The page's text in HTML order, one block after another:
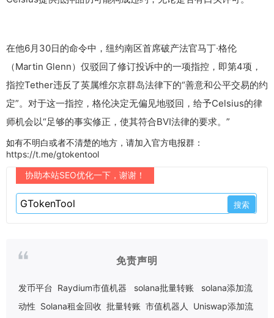
在他6月30日的命令中，纽约南区首席破产法官马丁·格伦
（Martin Glenn）仅驳回了修订投诉中的一项指控，即第4项，
指控Tether违反了英属维尔京群岛法律下的“善意和公平交易的约
定”。对于这一指控，格伦决定无偏见地驳回，给予Celsius的律
师机会以“足够的事实修正，使其符合BVI法律的要求。”
如有不明白或者不清楚的地方，请加入官方电报群：
https://t.me/gtokentool
协助本站SEO优化一下，谢谢！
免责声明
发币平台 Raydium市值机器 solana批量转账
solana添加流
动性 Solana租金回收 批量转账 市值机器人
Uniswap添加流